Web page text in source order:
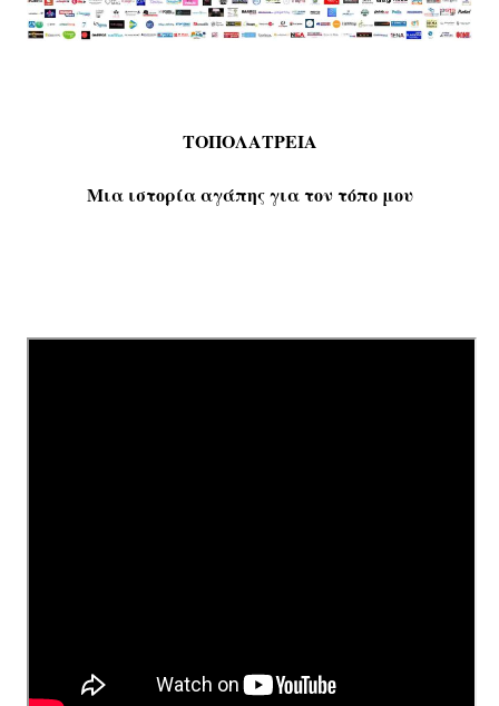
ΤΟΠΟΛΑΤΡΕΙΑ
Μια ιστορία αγάπης για τον τόπο μου